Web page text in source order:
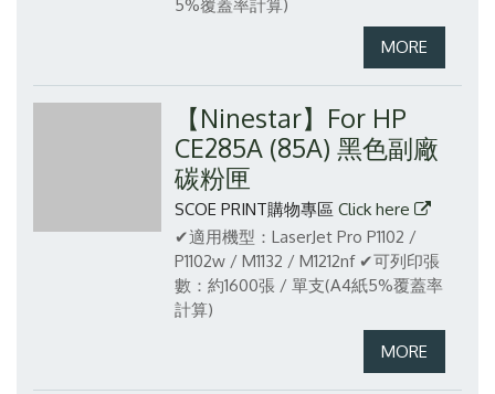
5%覆蓋率計算)
【Ninestar】For HP
CE285A (85A) 黑色副廠
碳粉匣
SCOE PRINT購物專區 Click here
✔適用機型：LaserJet Pro P1102 /
P1102w / M1132 / M1212nf✔可列印張
數：約1600張 / 單支(A4紙5%覆蓋率
計算)